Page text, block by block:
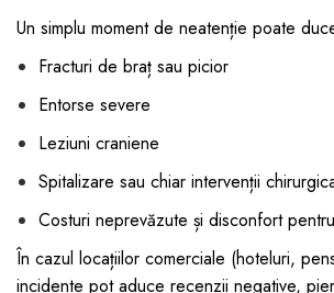
Un simplu moment de neatenție poate
Fracturi de braț sau picior
Entorse severe
Leziuni craniene
Spitalizare sau chiar intervenții
Costuri neprevăzute și disconfort
În cazul locațiilor comerciale (hoteluri,
incidente pot aduce recenzii negative,